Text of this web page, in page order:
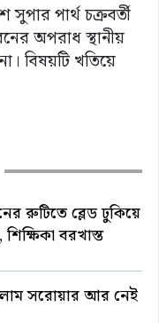
পার্থ চক্রবর্তী
অপরাধ স্থানীয়
বিষয়টি খতিয়ে
রুটিতে ব্লেড ঢুকিয়ে
শিক্ষিকা বরখাস্ত
সরোয়ার আর নেই